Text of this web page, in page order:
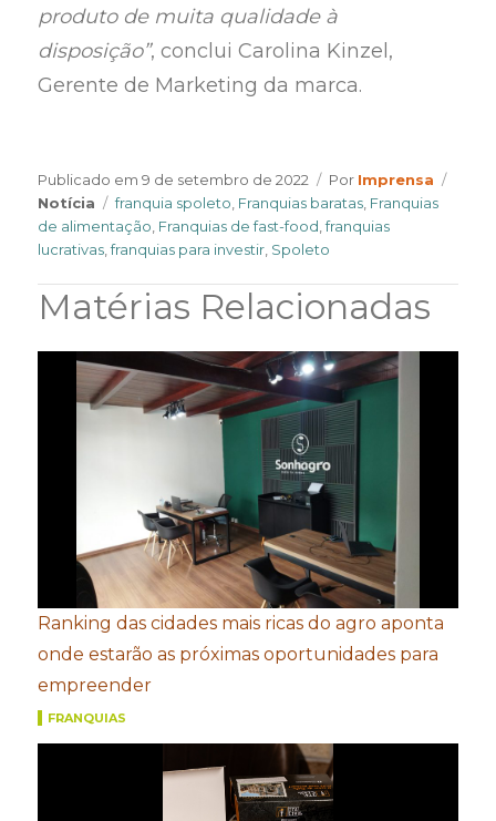
produto de muita qualidade à
disposição”, conclui Carolina Kinzel,
Gerente de Marketing da marca.
Publicado em9 de setembro de 2022 Por Author
Imprensa
Notícia
Tags
franquia spoleto, Franquias baratas, Franquias
de alimentação, Franquias de fast-food,franquias
lucrativas,franquias para investir, Spoleto
Matérias Relacionadas
Ranking das cidades mais ricas do agro aponta
onde estarão as próximas oportunidades para
empreender
FRANQUIAS